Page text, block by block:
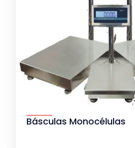
Básculas Monocélulas